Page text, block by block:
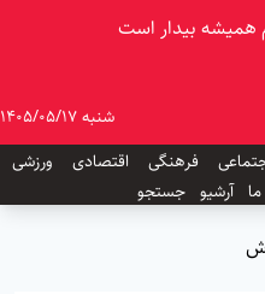
همیشه بیدار است
شنبه 1405/05/17
فرهنگی اقتصادی
ورزشی
آرشیو جستجو